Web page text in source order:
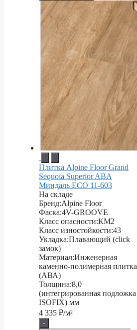
Плитка Alpine Floor Grand
Sequoia Superior ABA
Миндаль ECO 11-603
На складе
Бренд:Alpine Floor
Фаска:4V-GROOVE
Класс опасности:КМ2
Класс изностойкости:43
Укладка:Плавающий (click
замок)
Материал:Инженерная
каменно-полимерная плитка
(АВА)
Толщина:8,0
(интегрированная подложка
ISOFIX) мм
4 335 ₽/м²
-